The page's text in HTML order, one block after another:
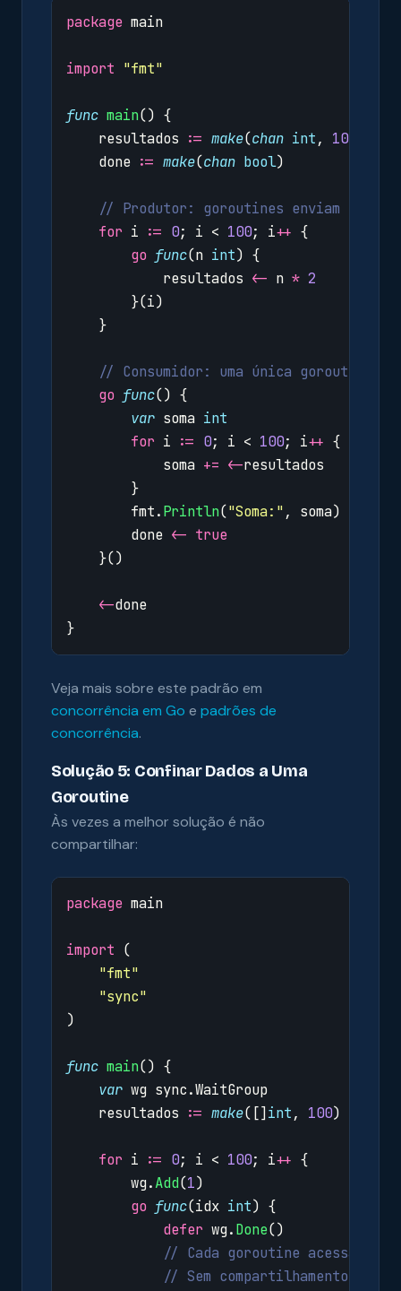
package main
import "fmt"
func main() {
resultados := make(chan int, 100
done := make(chan bool)
// Produtor: goroutines enviam
for i := 0; i < 100; i++ {
go func(n int) {
resultados <- n * 2
}(i)
}
// Consumidor: uma única goroutine
go func() {
var soma int
for i := 0; i < 100; i++ {
soma += <-resultados
}
fmt.Println("Soma:", soma)
done <- true
}()
<-done
}
Veja mais sobre este padrão em
concorrência em Go e padrões de
concorrência.
Solução 5: Confinar Dados a Uma
Goroutine
Às vezes a melhor solução é não
compartilhar:
package main
import (
"fmt"
"sync"
)
func main() {
var wg sync.WaitGroup
resultados := make([] int, 100)
for i := 0; i < 100; i++ {
wg.Add(1)
go func(idx int) {
defer wg.Done()
// Cada goroutine acessa
// Sem compartilhamento =